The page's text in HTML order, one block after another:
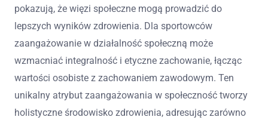
pokazują, że więzi społeczne mogą prowadzić do
lepszych wyników zdrowienia. Dla sportowców
zaangażowanie w działalność społeczną może
wzmacniać integralność i etyczne zachowanie, łącząc
wartości osobiste z zachowaniem zawodowym. Ten
unikalny atrybut zaangażowania w społeczność tworzy
holistyczne środowisko zdrowienia, adresując zarówno